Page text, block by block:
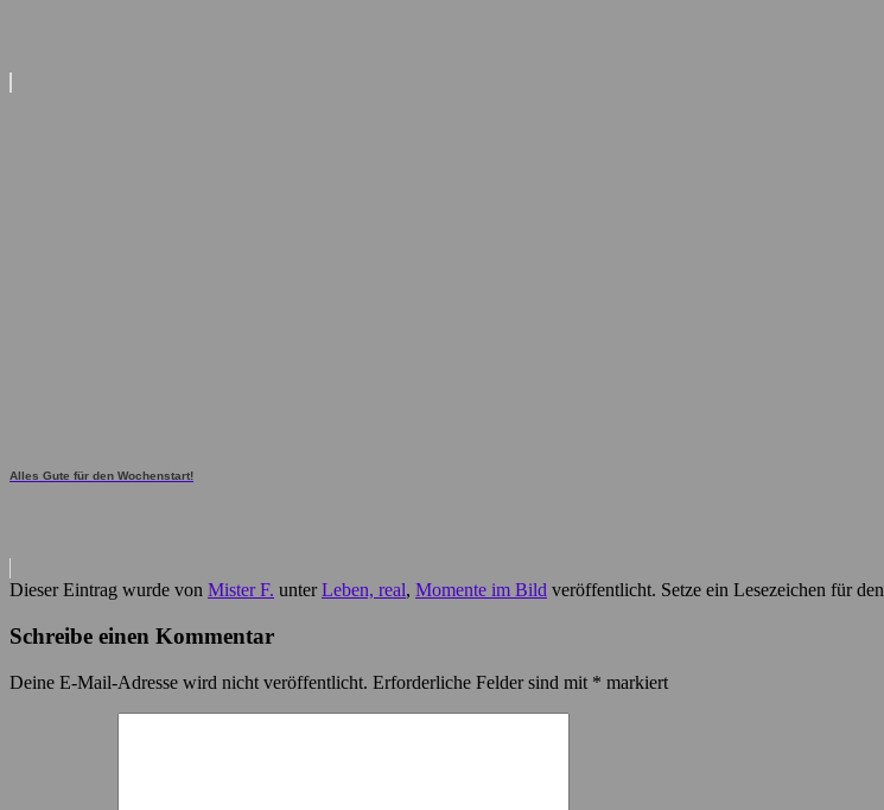
Alles Gute für den Wochenstart!
Dieser Eintrag wurde von Mister F. unterLeben, real, Momente im Bild veröffentlicht. Setze ein Lesezeichen für den
Schreibe einen Kommentar
Deine E-Mail-Adresse wird nicht veröffentlicht. Erforderliche Felder sind mit * markiert